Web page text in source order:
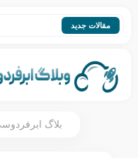
مقالات جدید
بلاگ